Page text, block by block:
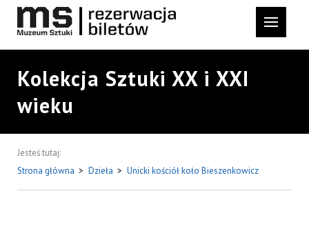
Kolekcja Sztuki XX i XXI
wieku
Jesteś tutaj:
Strona główna > Dzieła > Unicki kościół koło Bieszenkowicz